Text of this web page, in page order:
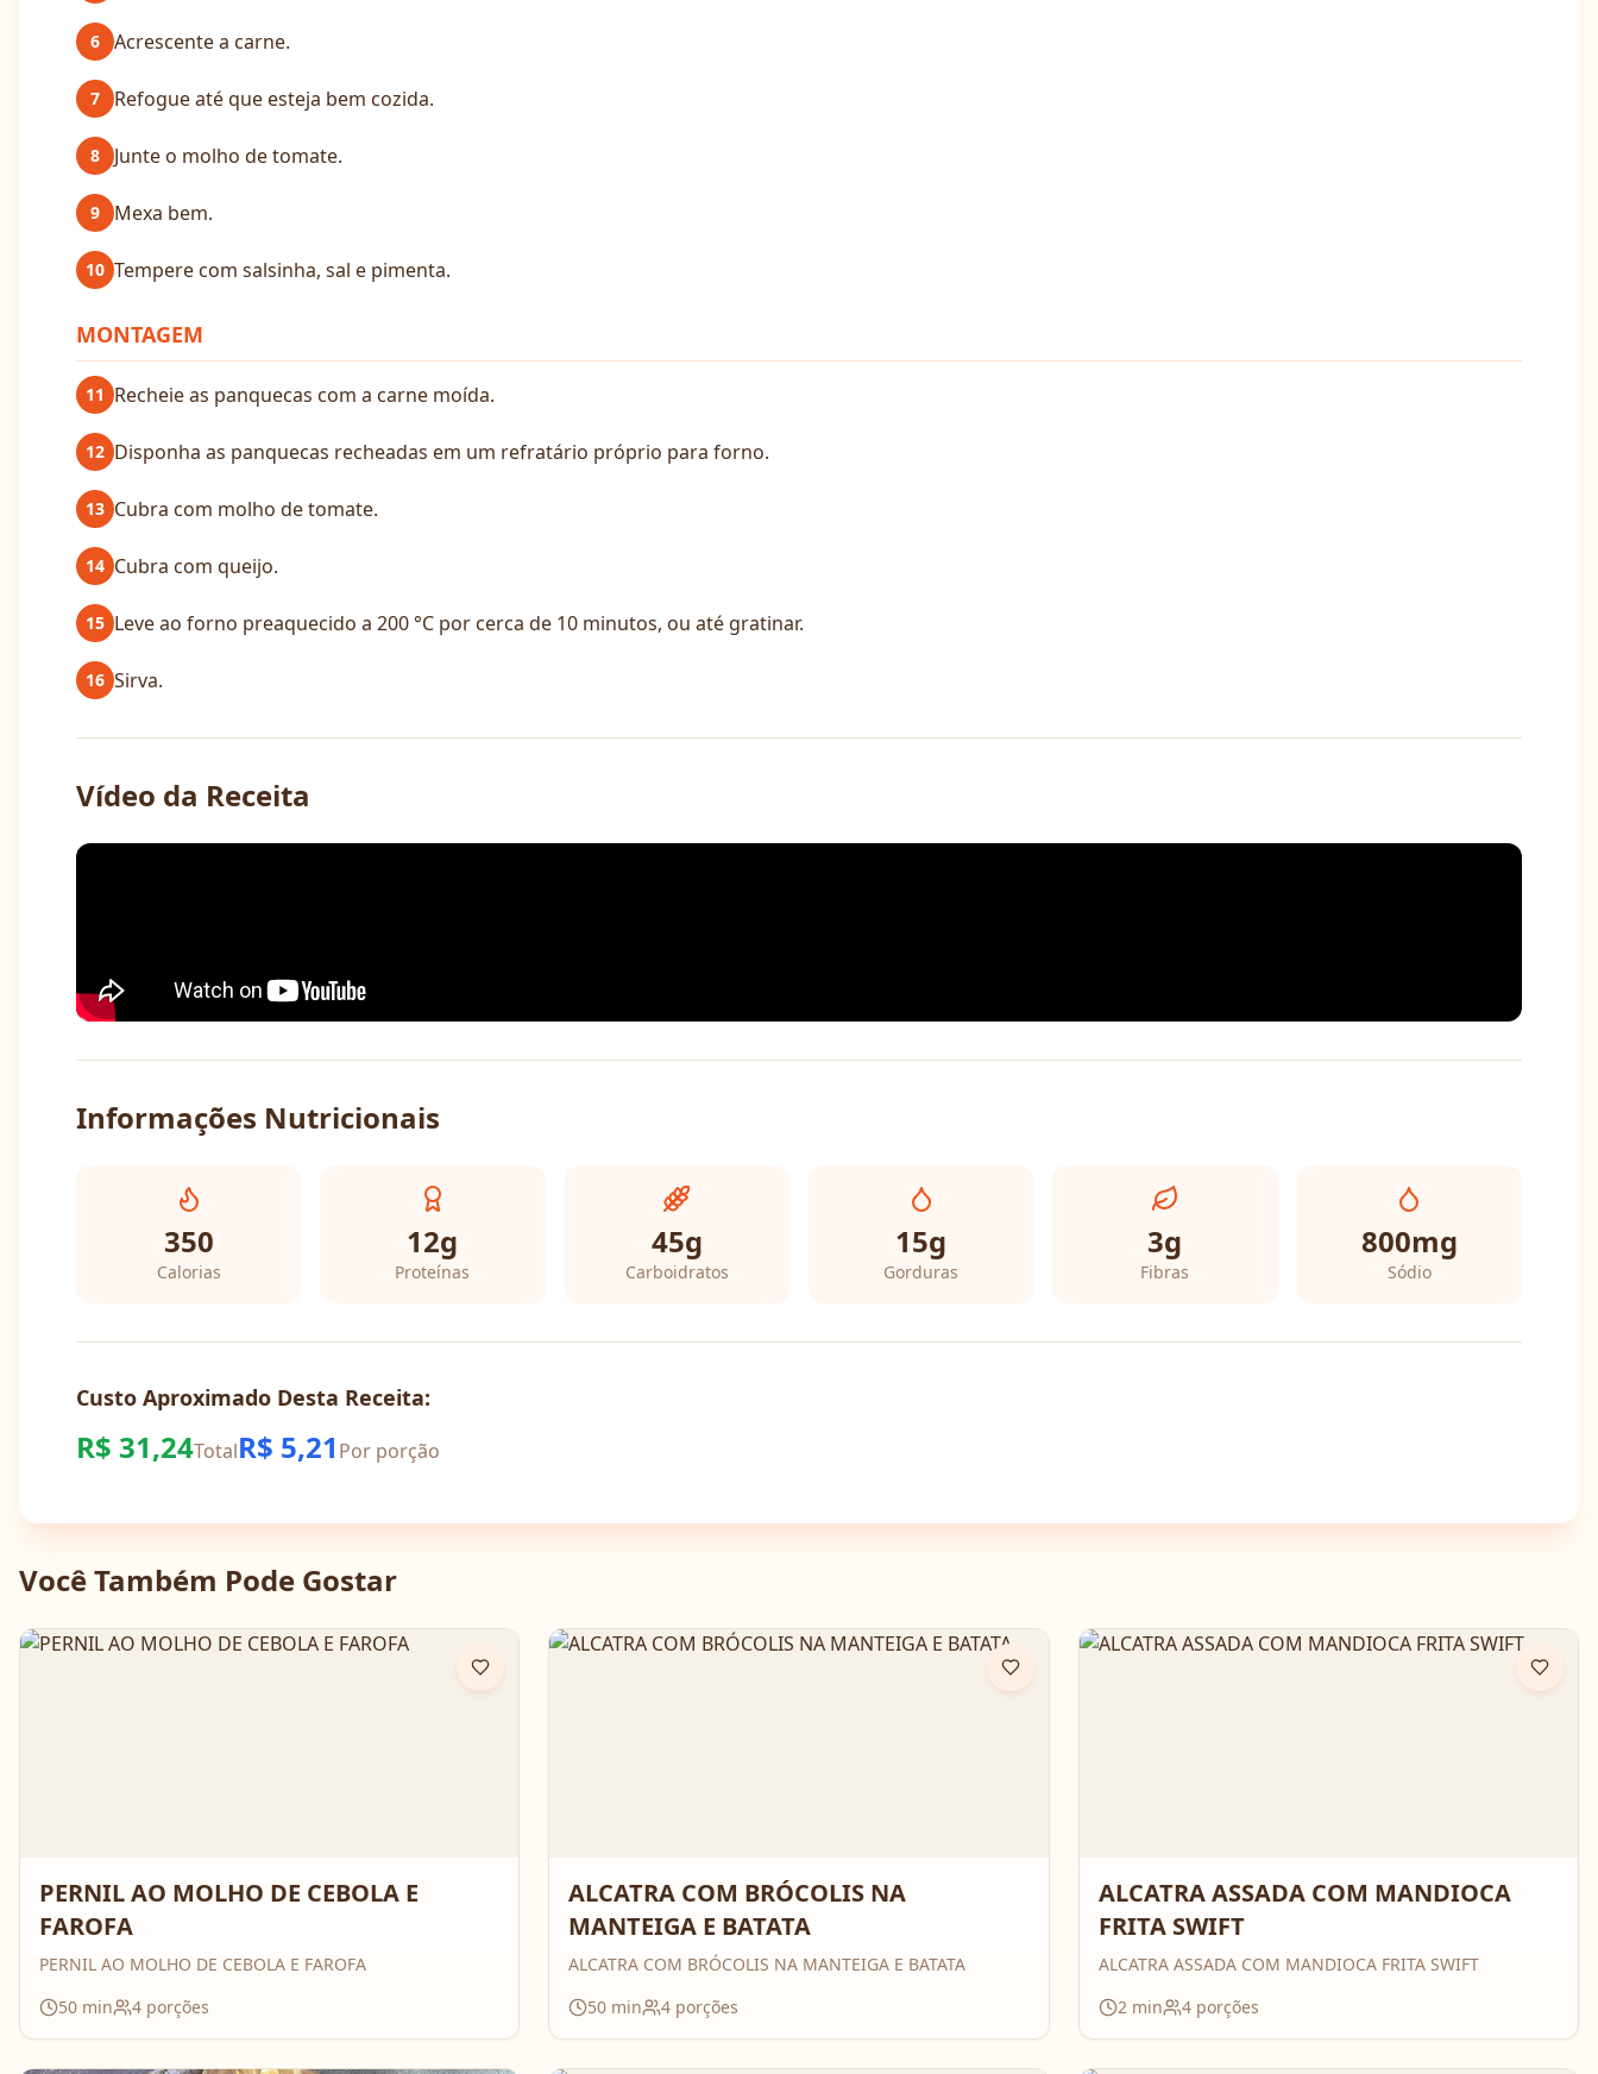
6 Acrescente a carne.
7 Refogue até que esteja bem cozida.
8 Junte o molho de tomate.
9 Mexa bem.
10 Tempere com salsinha, sal e pimenta.
MONTAGEM
11 Recheie as panquecas com a carne moída.
12 Disponha as panquecas recheadas em um refratário próprio para forno.
13 Cubra com molho de tomate.
14 Cubra com queijo.
15 Leve ao forno preaquecido a 200 °C por cerca de 10 minutos, ou até gratinar.
16 Sirva.
Vídeo da Receita
Informações Nutricionais
350
Calorias
12g
Proteínas
45g
Carboidratos
15g
Gorduras
3g
Fibras
800mg
Sódio
Custo Aproximado Desta Receita:
R$ 31,24TotalR$ 5,21 Por porção
Você Também Pode Gostar
PERNIL AO MOLHO DE CEBOLA E
FAROFA
PERNIL AO MOLHO DE CEBOLA E FAROFA
50 min 4 porções
ALCATRA COM BRÓCOLIS NA
MANTEIGA E BATATA
ALCATRA COM BRÓCOLIS NA MANTEIGA E BATATA
50 min 4 porções
ALCATRA ASSADA COM MANDIOCA
FRITA SWIFT
ALCATRA ASSADA COM MANDIOCA FRITA SWIFT
2min 4porções